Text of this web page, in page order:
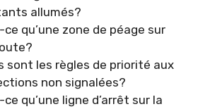
allumés?
ce qu’une zone de péage sur
sont les règles de priorité aux
non signalées?
ce qu’une ligne d’arrêt sur la